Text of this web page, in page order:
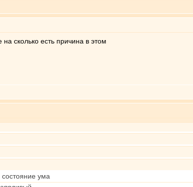
сколько есть причина в этом
ума